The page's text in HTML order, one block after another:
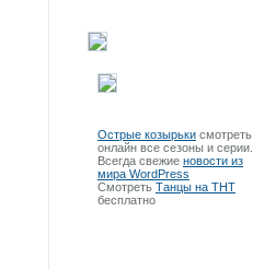
Острые козырьки смотреть
онлайн все сезоны и серии.
Всегда свежие новости из
мира WordPress
Смотреть Танцы на ТНТ
бесплатно